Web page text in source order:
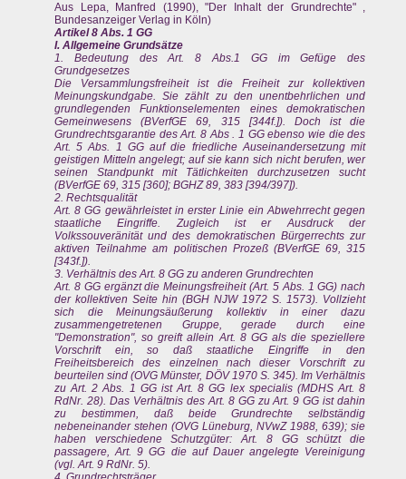
Aus Lepa, Manfred (1990), "Der Inhalt der Grundrechte" ,
Bundesanzeiger Verlag in Köln)
Artikel 8 Abs. 1 GG
I. Allgemeine Grundsätze
1. Bedeutung des Art. 8 Abs.1 GG im Gefüge des
Grundgesetzes
Die Versammlungsfreiheit ist die Freiheit zur kollektiven
Meinungskundgabe. Sie zählt zu den unentbehrlichen und
grundlegenden Funktionselementen eines demokratischen
Gemeinwesens (BVerfGE 69, 315 [344f.]). Doch ist die
Grundrechtsgarantie des Art. 8 Abs . 1 GG ebenso wie die des
Art. 5 Abs. 1 GG auf die friedliche Auseinandersetzung mit
geistigen Mitteln angelegt; auf sie kann sich nicht berufen, wer
seinen Standpunkt mit Tätlichkeiten durchzusetzen sucht
(BVerfGE 69, 315 [360]; BGHZ 89, 383 [394/397]).
2. Rechtsqualität
Art. 8 GG gewährleistet in erster Linie ein Abwehrrecht gegen
staatliche Eingriffe. Zugleich ist er Ausdruck der
Volkssouveränität und des demokratischen Bürgerrechts zur
aktiven Teilnahme am politischen Prozeß (BVerfGE 69, 315
[343f.]).
3. Verhältnis des Art. 8 GG zu anderen Grundrechten
Art. 8 GG ergänzt die Meinungsfreiheit (Art. 5 Abs. 1 GG) nach
der kollektiven Seite hin (BGH NJW 1972 S. 1573). Vollzieht
sich die Meinungsäußerung kollektiv in einer dazu
zusammengetretenen Gruppe, gerade durch eine
"Demonstration", so greift allein Art. 8 GG als die speziellere
Vorschrift ein, so daß staatliche Eingriffe in den
Freiheitsbereich des einzelnen nach dieser Vorschrift zu
beurteilen sind (OVG Münster, DÖV 1970 S. 345). Im Verhältnis
zu Art. 2 Abs. 1 GG ist Art. 8 GG lex specialis (MDHS Art. 8
RdNr. 28). Das Verhältnis des Art. 8 GG zu Art. 9 GG ist dahin
zu bestimmen, daß beide Grundrechte selbständig
nebeneinander stehen (OVG Lüneburg, NVwZ 1988, 639); sie
haben verschiedene Schutzgüter: Art. 8 GG schützt die
passagere, Art. 9 GG die auf Dauer angelegte Vereinigung
(vgl. Art. 9 RdNr. 5).